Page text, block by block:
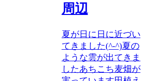
周辺
夏が日に日に近づい
てきました(^-^)夏の
ような雲が出てきま
したあちこち麦畑が